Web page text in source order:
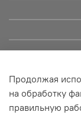
© ООО "РУСТОРГ",
и носит
сайта являются
Продолжая
на обработку
правильную